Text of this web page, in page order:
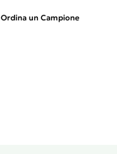
Ordina un Campione